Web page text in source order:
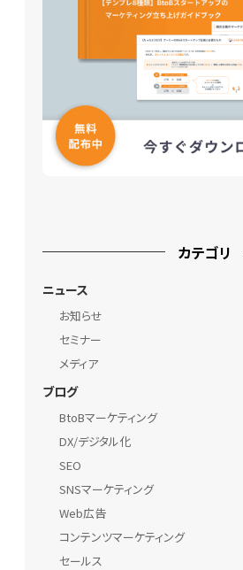
カテゴリ
ニュース
お知らせ
セミナー
メディア
ブログ
BtoBマーケティング
DX/デジタル化
SEO
SNSマーケティング
Web広告
コンテンツマーケティング
セールス